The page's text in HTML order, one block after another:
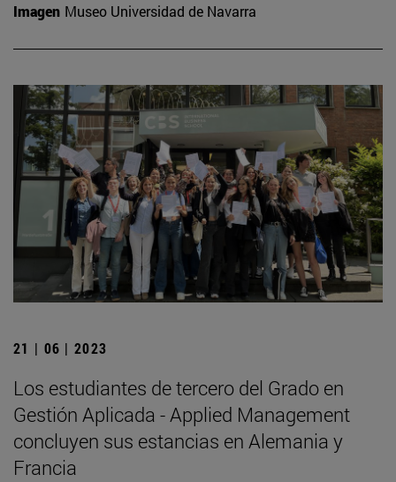
Imagen Museo Universidad de Navarra
21 | 06 | 2023
Los estudiantes de tercero del Grado en
Gestión Aplicada - Applied Management
concluyen sus estancias en Alemania y
Francia